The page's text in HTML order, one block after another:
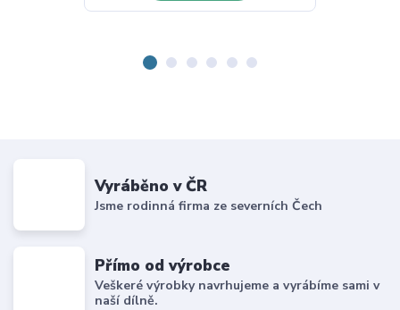
Vyráběno v ČR
Jsme rodinná firma ze severních Čech
Přímo od výrobce
Veškeré výrobky navrhujeme a vyrábíme sami v
naší dílně.